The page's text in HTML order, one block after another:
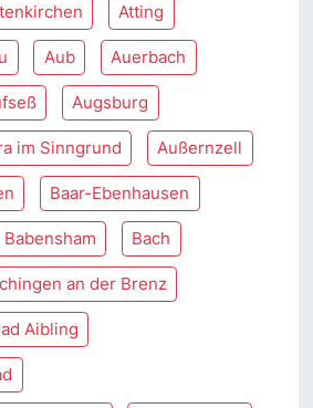
Atting
Aub Auerbach
Augsburg
im Sinngrund Außernzell
Baar-Ebenhausen
Babensham Bach
an der Brenz
Aibling